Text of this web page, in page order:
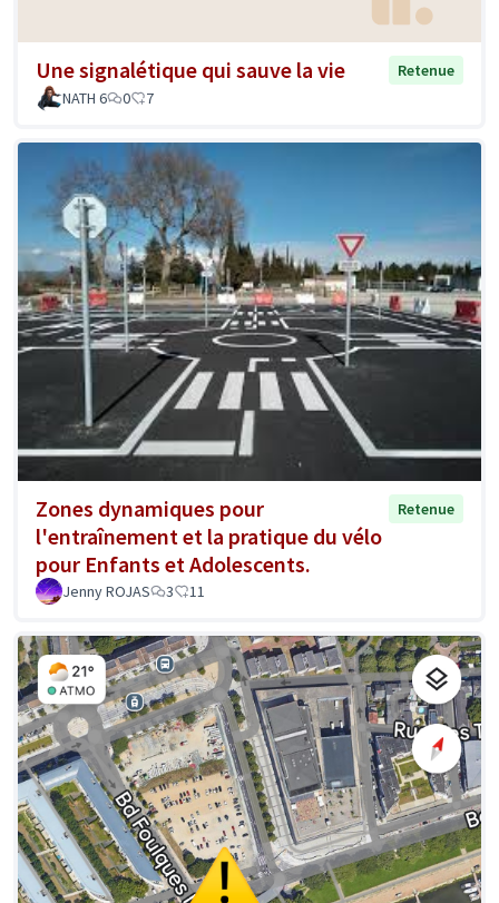
Une signalétique qui sauve la vie
Retenue
NATH 6
0 7
Zones dynamiques pour
l'entraînement et la pratique du vélo
pour Enfants et Adolescents.
Retenue
Jenny ROJAS 3 11